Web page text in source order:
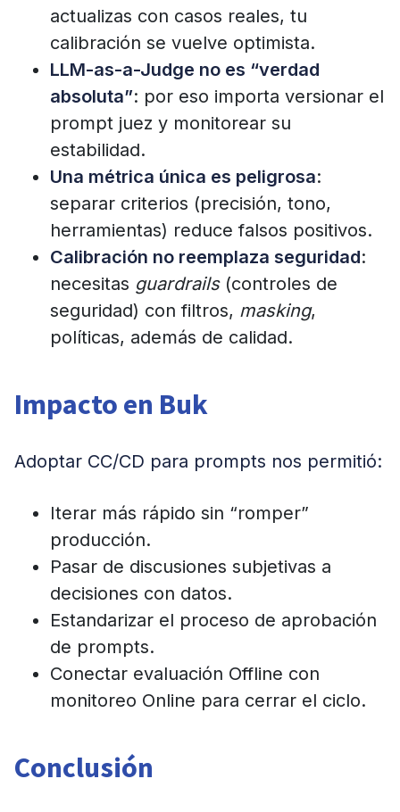
actualizas con casos reales, tu
calibración se vuelve optimista.
LLM-as-a-Judge no es “verdad
absoluta”: por eso importa versionar el
prompt juez y monitorear su
estabilidad.
Una métrica única es peligrosa:
separar criterios (precisión, tono,
herramientas) reduce falsos positivos.
Calibración no reemplaza seguridad:
necesitas guardrails(controles de
seguridad) con filtros, masking,
políticas, además de calidad.
Impacto en Buk
Adoptar CC/CD para prompts nos permitió:
Iterar más rápido sin “romper”
producción.
Pasar de discusiones subjetivas a
decisiones con datos.
Estandarizar el proceso de aprobación
de prompts.
Conectar evaluación Offline con
monitoreo Online para cerrar el ciclo.
Conclusión